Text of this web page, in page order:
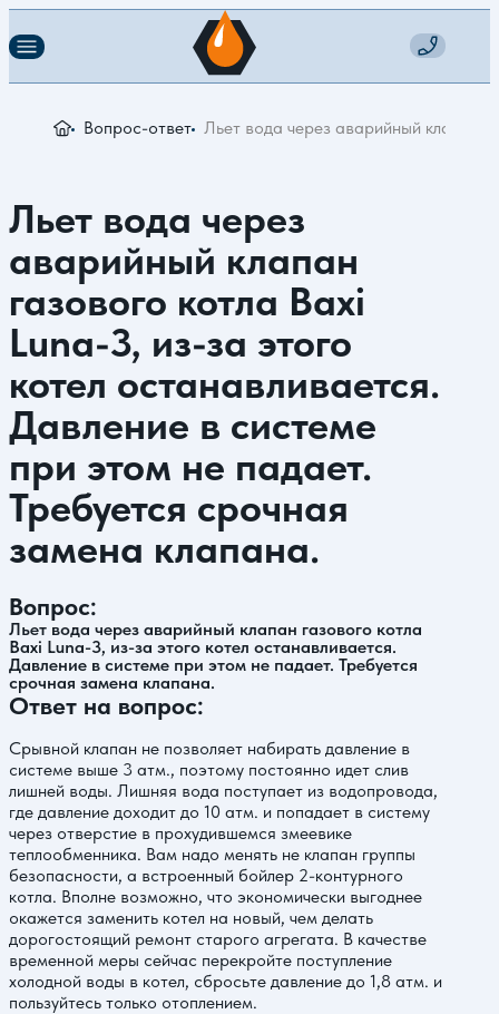
Вопрос-ответ Льет вода через аварийный клапан
Льет вода через
аварийный клапан
газового котла Baxi
Luna-3, из-за этого
котел останавливается.
Давление в системе
при этом не падает.
Требуется срочная
замена клапана.
Вопрос:
Льет вода через аварийный клапан газового котла
Baxi Luna-3, из-за этого котел останавливается.
Давление в системе при этом не падает. Требуется
срочная замена клапана.
Ответ на вопрос:
Срывной клапан не позволяет набирать давление в
системе выше 3 атм., поэтому постоянно идет слив
лишней воды. Лишняя вода поступает из водопровода,
где давление доходит до 10 атм. и попадает в систему
через отверстие в прохудившемся змеевике
теплообменника. Вам надо менять не клапан группы
безопасности, а встроенный бойлер 2-контурного
котла. Вполне возможно, что экономически выгоднее
окажется заменить котел на новый, чем делать
дорогостоящий ремонт старого агрегата. В качестве
временной меры сейчас перекройте поступление
холодной воды в котел, сбросьте давление до 1,8 атм. и
пользуйтесь только отоплением.